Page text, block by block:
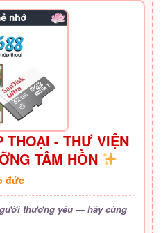
THOẠI - THƯ VIỆN
TÂM HỒN
đức
thương yêu — hãy cùng